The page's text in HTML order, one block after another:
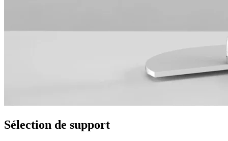
Sélection de support